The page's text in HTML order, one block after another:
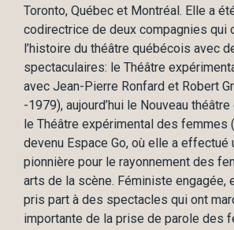
Toronto, Québec et Montréal. Elle a
codirectrice de deux compagnies qui
l’histoire du théâtre québécois avec
spectaculaires: le Théâtre
avec Jean-Pierre Ronfard et Robert
-1979), aujourd’hui le Nouveau
le Théâtre expérimental des femmes
devenu Espace Go, où elle a effectué
pionnière pour le rayonnement des
arts de la scène. Féministe engagée,
pris part à des spectacles qui ont
importante de la prise de parole des